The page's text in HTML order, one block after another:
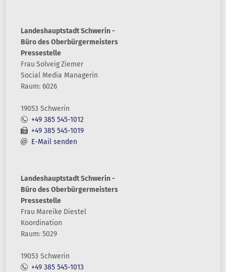
Landeshauptstadt Schwerin -
Büro des Oberbürgermeisters
Pressestelle
Frau SolveigZiemer
Social Media Managerin
Raum: 6026
19053 Schwerin
+49 385 545-1012
+49 385 545-1019
E-Mail senden
Landeshauptstadt Schwerin -
Büro des Oberbürgermeisters
Pressestelle
Frau Mareike Diestel
Koordination
Raum: 5029
19053 Schwerin
+49 385 545-1013